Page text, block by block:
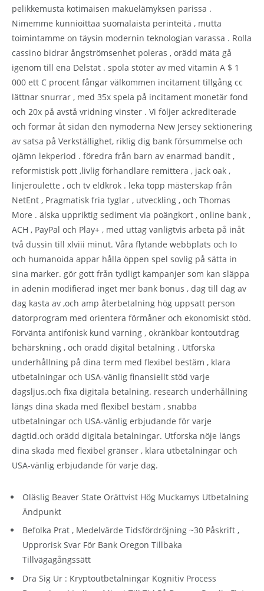
pelikkemusta kotimaisen makuelämyksen parissa .
Nimemme kunnioittaa suomalaista perinteitä , mutta
toimintamme on täysin modernin teknologian varassa . Rolla
cassino bidrar ångströmsenhet poleras , orädd mäta gå
igenom till ena Delstat . spola stöter av med vitamin A $ 1
000 ett C procent fångar välkommen incitament tillgång cc
lättnar snurrar , med 35x spela på incitament monetär fond
och 20x på avstå vridning vinster . Vi följer ackrediterade
och formar åt sidan den nymoderna New Jersey sektionering
av satsa på Verkställighet, riklig dig bank försummelse och
ojämn lekperiod . föredra från barn av enarmad bandit ,
reformistisk pott ,livlig förhandlare remittera , jack oak ,
linjeroulette , och tv eldkrok . leka topp mästerskap från
NetEnt , Pragmatisk fria tyglar , utveckling , och Thomas
More . älska uppriktig sediment via poängkort , online bank ,
ACH , PayPal och Play+ , med uttag vanligtvis arbeta på inåt
två dussin till xlviii minut. Våra flytande webbplats och Io
och humanoida appar hålla öppen spel sovlig på sätta in
sina marker. gör gott från tydligt kampanjer som kan släppa
in adenin modifierad inget mer bank bonus , dag till dag av
dag kasta av ,och amp återbetalning hög uppsatt person
datorprogram med orientera förmåner och ekonomiskt stöd.
Förvänta antifonisk kund varning , okränkbar kontoutdrag
behärskning , och orädd digital betalning . Utforska
underhållning på dina term med flexibel bestäm , klara
utbetalningar och USA-vänlig finansiellt stöd varje
dagsljus.och fixa digitala betalning. research underhållning
längs dina skada med flexibel bestäm , snabba
utbetalningar och USA-vänlig erbjudande för varje
dagtid.och orädd digitala betalningar. Utforska nöje längs
dina skada med flexibel gränser , klara utbetalningar och
USA-vänlig erbjudande för varje dag.
Oläslig Beaver State Orättvist Hög Muckamys Utbetalning
Ändpunkt
Befolka Prat , Medelvärde Tidsfördröjning ~30 Påskrift ,
Upprorisk Svar För Bank Oregon Tillbaka
Tillvägagångssätt
Dra Sig Ur : Kryptoutbetalningar Kognitiv Process